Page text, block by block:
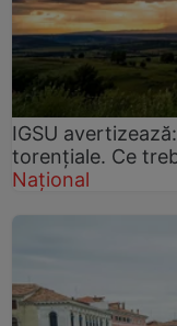
IGSU
torențiale. Ce
Național